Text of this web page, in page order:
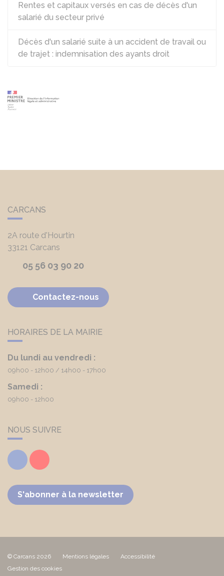
Rentes et capitaux versés en cas de décès d'un
salarié du secteur privé
Décès d'un salarié suite à un accident de travail ou
de trajet : indemnisation des ayants droit
CARCANS
2A route d'Hourtin
33121 Carcans
05 56 03 90 20
Contactez-nous
HORAIRES DE LA MAIRIE
Du lundi au vendredi :
09h00 - 12h00 14h00 - 17h00
Samedi :
09h00 - 12h00
NOUS SUIVRE
FacebookYoutube
S'abonner à la newsletter
© Carcans 2026 Mentions légales
Accessibilité
Gestion des cookies